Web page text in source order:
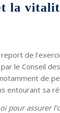
la
de
le Conseil
de
entourant sa
pour assurer